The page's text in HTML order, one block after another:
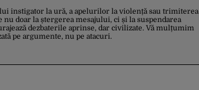
instigator la ură, a apelurilor la violență sau trimiterea
doar la ștergerea mesajului, ci și la suspendarea
dezbaterile aprinse, dar civilizate. Vă mulțumim
pe argumente, nu pe atacuri.